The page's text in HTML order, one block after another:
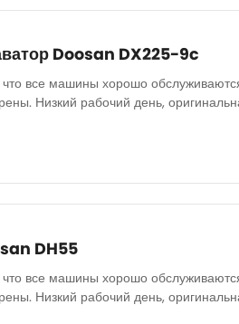
Doosan DX225-9c
все машины хорошо
Низкий рабочий день,
DH55
все машины хорошо
Низкий рабочий день,